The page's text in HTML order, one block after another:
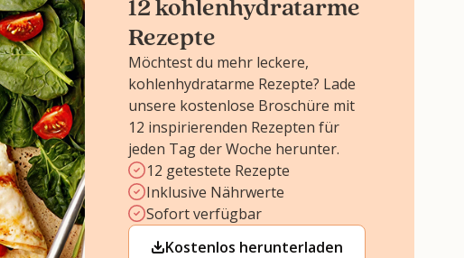
Rezepte
Möchtest du mehr leckere,
kohlenhydratarme Rezepte? Lade
unsere kostenlose Broschüre mit
12 inspirierenden Rezepten für
jeden Tag der Woche herunter.
12 getestete Rezepte
Inklusive Nährwerte
Sofort verfügbar
Kostenlos herunterladen